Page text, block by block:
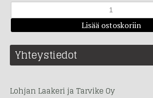
Yhteystiedot
Lohjan Laakeri ja Tarvike Oy